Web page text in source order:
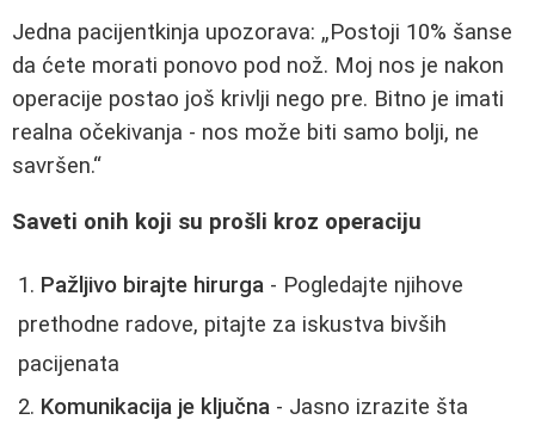
Jedna pacijentkinja upozorava:
Postoji 10% šanse
da ćete morati ponovo pod nož. Moj nos je nakon
operacije postao još krivlji nego pre. Bitno je imati
realna očekivanja - nos može biti samo bolji, ne
savršen.
Saveti onih koji su prošli kroz operaciju
Pažljivo birajte hirurga - Pogledajte njihove
prethodne radove, pitajte za iskustva bivših
pacijenata
Komunikacija je ključna - Jasno izrazite šta